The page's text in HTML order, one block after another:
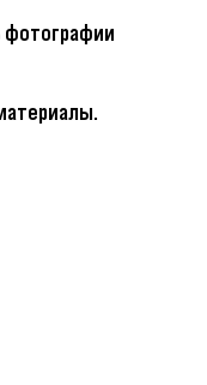
фотографии